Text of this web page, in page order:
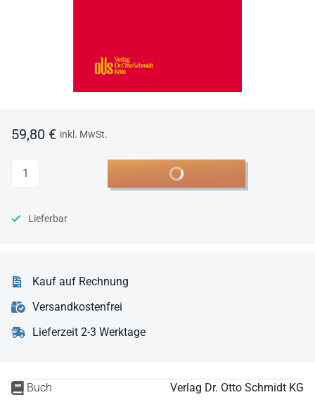
Buch Verlag Dr. Otto Schmidt KG
59,80 € inkl. MwSt.
Anzahl In den Warenkorb
Lieferbar
Kauf auf Rechnung
Versandkostenfrei
Lieferzeit 2-3 Werktage